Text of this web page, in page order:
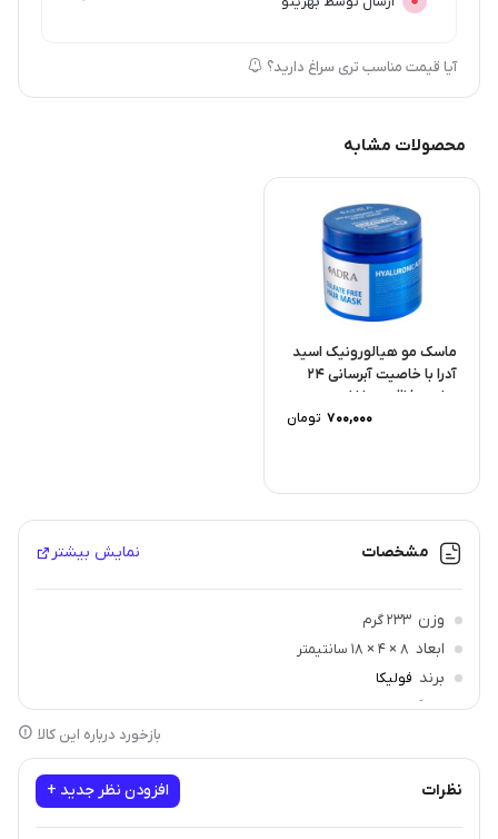
آیا قیمت مناسب تری سراغ دارید؟
محصولات مشابه
ماسک مو هیالورونیک اسید
آدرا با خاصیت آبرسانی 24
ساعته فاقد سولفات...
700,000 تومان
مشخصات نمایش بیشتر
وزن 233 گرم
ابعاد 8 × 4 × 18 سانتیمتر
برند فولیکا
سازگار با انواع مو
بازخورد درباره این کالا
نظرات افزودن نظر جدید +